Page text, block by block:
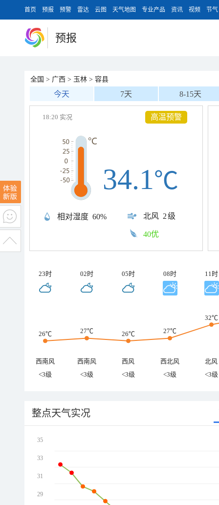
首页 预报 预警 雷达 云图 天气地图 专业产品 资讯 视频 节气
预报
全国 > 广西 > 玉林 > 容县
今天 7天 8-15天
高温预警
18:20 实况
相对湿度 60% 北风 2级
34.1℃
40优
23时 02时 05时 08时 11时
26℃ 27℃ 26℃ 27℃
32℃
西南风 西南风 西风 西北风
北风
<3级
<3级 <3级 <3级 <3级
整点天气实况
35
33
31
29